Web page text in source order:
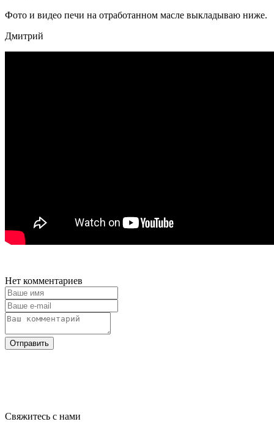
Фото и видео печи на отработанном масле выкладываю ниже.
Дмитрий
Нет комментариев
Отправить
Свяжитесь с нами